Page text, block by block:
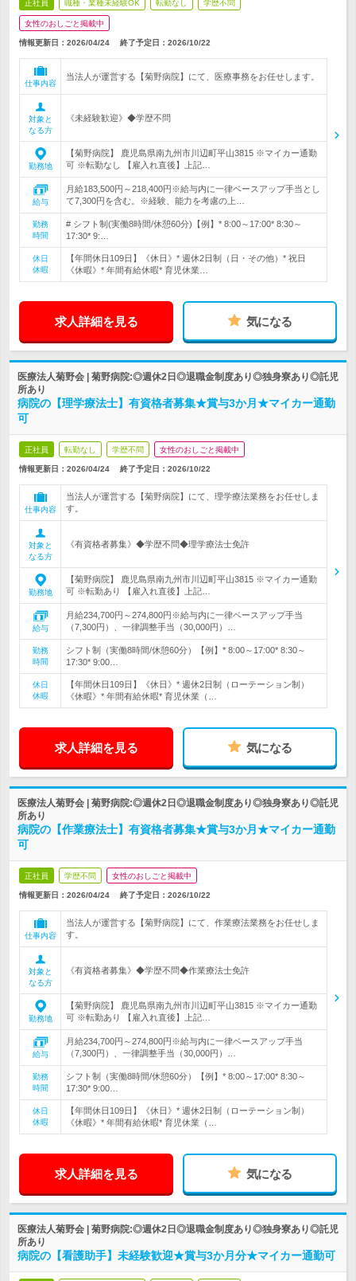
正社員 職種・業種未経験OK 転勤なし 学歴不問
女性のおしごと掲載中
情報更新日：2026/04/24 終了予定日： 2026/10/22
仕事内容
当法人が運営する【菊野病院】にて、医療事務をお任せします。
対象と
なる方
《未経験歓迎》◆学歴不問
勤務地
【菊野病院】 鹿児島県南九州市川辺町平山3815 ※マイカー通勤
可 ※転勤なし 【雇入れ直後】上記…
給与
月給183,500円～218,400円※給与内に一律ベースアップ手当とし
て7,300円を含む。※経験、能力を考慮の上…
勤務
時間
# シフト制(実働8時間/休憩60分)【例】* 8:00～17:00* 8:30～
17:30* 9:…
休日
休暇
【年間休日109日】《休日》* 週休2日制（日・その他）* 祝日
《休暇》* 年間有給休暇* 育児休業…
求人詳細を見る 気になる
医療法人菊野会 | 菊野病院:◎週休2日◎退職金制度あり◎独身寮あり◎託児
所あり
病院の【理学療法士】有資格者募集★賞与3か月★マイカー通勤
可
正社員 転勤なし 学歴不問 女性のおしごと掲載中
情報更新日：2026/04/24 終了予定日： 2026/10/22
仕事内容
当法人が運営する【菊野病院】にて、理学療法業務をお任せしま
す。
対象と
なる方
《有資格者募集》◆学歴不問◆理学療法士免許
勤務地
【菊野病院】 鹿児島県南九州市川辺町平山3815 ※マイカー通勤
可 ※転勤あり 【雇入れ直後】上記…
給与
月給234,700円～274,800円※給与内に一律ベースアップ手当
（7,300円）、一律調整手当（30,000円）…
勤務
時間
シフト制（実働8時間/休憩60分）【例】* 8:00～17:00* 8:30～
17:30* 9:00…
休日
休暇
【年間休日109日】《休日》* 週休2日制（ローテーション制）
《休暇》* 年間有給休暇* 育児休業（…
求人詳細を見る 気になる
医療法人菊野会 | 菊野病院:◎週休2日◎退職金制度あり◎独身寮あり◎託児
所あり
病院の【作業療法士】有資格者募集★賞与3か月★マイカー通勤
可
正社員 学歴不問 女性のおしごと掲載中
情報更新日：2026/04/24 終了予定日： 2026/10/22
仕事内容
当法人が運営する【菊野病院】にて、作業療法業務をお任せしま
す。
対象と
なる方
《有資格者募集》◆学歴不問◆作業療法士免許
勤務地
【菊野病院】 鹿児島県南九州市川辺町平山3815 ※マイカー通勤
可 ※転勤あり 【雇入れ直後】上記…
給与
月給234,700円～274,800円※給与内に一律ベースアップ手当
（7,300円）、一律調整手当（30,000円）…
勤務
時間
シフト制（実働8時間/休憩60分）【例】* 8:00～17:00* 8:30～
17:30* 9:00…
休日
休暇
【年間休日109日】《休日》* 週休2日制（ローテーション制）
《休暇》* 年間有給休暇* 育児休業（…
求人詳細を見る 気になる
医療法人菊野会 | 菊野病院:◎週休2日◎退職金制度あり◎独身寮あり◎託児
所あり
病院の【看護助手】未経験歓迎★賞与3か月分★マイカー通勤可